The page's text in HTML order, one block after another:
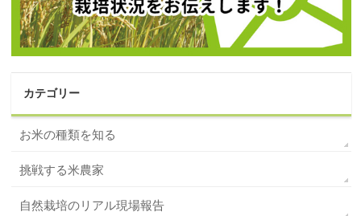
カテゴリー
お米の種類を知る
挑戦する米農家
自然栽培のリアル現場報告